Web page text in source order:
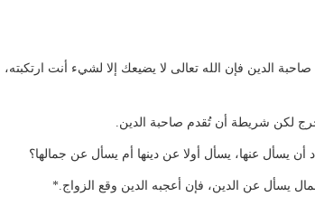
الدين فإن الله تعالى لا يضيعك إلا لشيء أنت ارتكبته،
لكن شريطة أن تُقدم صاحبة الدين.
أن يسأل عنها، يسأل أولا عن دينها أم يسأل عن جمالها؟
يسأل عن الدين، فإن أعجبه الدين وقع الزواج.*